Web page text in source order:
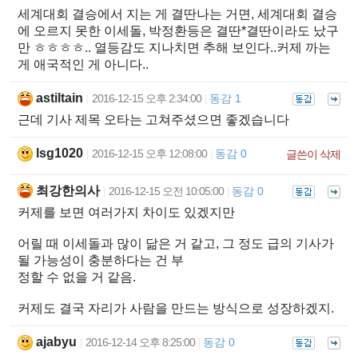
세계대회 결승에서 지는 게 결딴나는 거면, 세계대회 결승
에 오르지 못한 이세돌, 박정환등은 결딴*결딴이라도 났구
만 ㅎㅎㅎㅎ.. 열등감도 지나치면 추해 보인다..커제 까는
게 애국적인 게 아니다..
astiltain 2016-12-15 오후 2:34:00 동감 1
근데 기사 제목 오타는 고쳐주셨으면 좋겠습니다
lsg1020 2016-12-15 오후 12:08:00 동감 0 글쓴이 삭제
최강한의사 2016-12-15 오전 10:05:00 동감 0
커제를 보면 여러가지 차이도 있겠지만
어릴 때 이세돌과 많이 닮은 거 같고, 그 정도 급의 기사가
될 가능성이 충분하다는 건 부
정할 수 없을 거 같음.
커제도 결국 자리가 사람을 만드는 방식으로 성장하겠지.
ajabyu 2016-12-14 오후 8:25:00 동감 0